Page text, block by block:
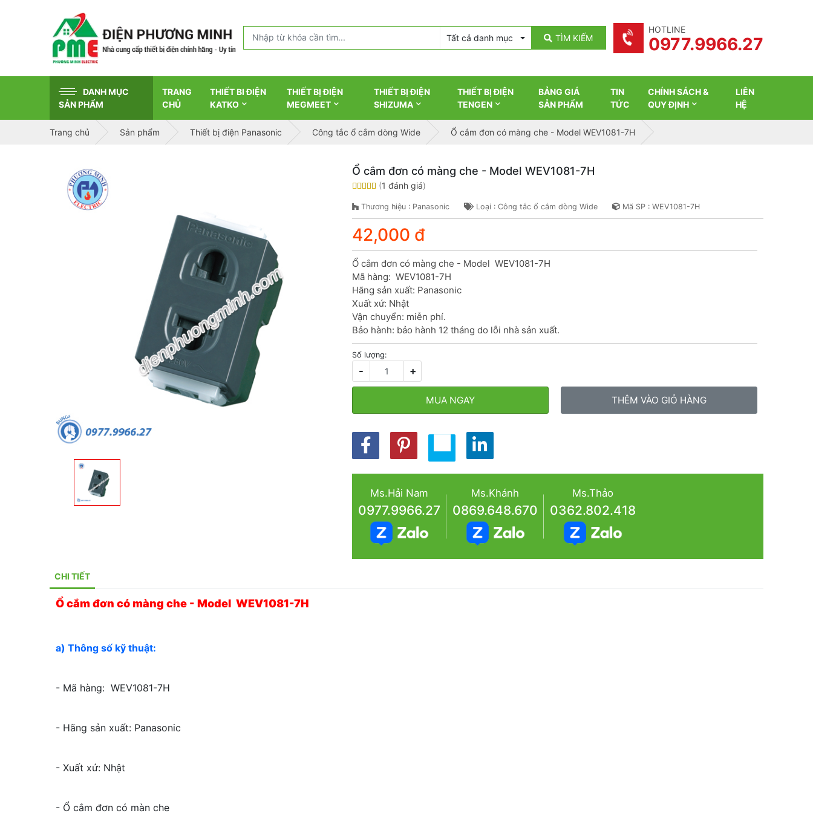
Tất cả danh mục TÌM KIẾM
HOTLINE
0977.9966.27
DANH MỤC
SẢN PHẨM
TRANG
CHỦ
THIẾT BI ĐIỆN
KATKO
THIẾT BỊ ĐIỆN
MEGMEET
THIẾT BỊ ĐIỆN
SHIZUMA
THIẾT BỊ ĐIỆN
TENGEN
BẢNG GIÁ
SẢN PHẨM
TIN
TỨC
CHÍNH SÁCH &
QUY ĐỊNH
LIÊN
HỆ
Trang chủ Sản phẩm Thiết bị điện Panasonic Công tắc ổ cắm dòng Wide Ổ cắm đơn có màng che - Model WEV1081-7H
Ổ cắm đơn có màng che - Model WEV1081-7H
(1 đánh giá)
Thương hiệu : Panasonic Loại : Công tắc ổ cắm dòng Wide Mã SP : WEV1081-7H
42,000 đ
Ổ cắm đơn có màng che - Model  WEV1081-7H
Mã hàng:  WEV1081-7H
Hãng sản xuất: Panasonic
Xuất xứ: Nhật
Vận chuyển: miễn phí.
Bảo hành: bảo hành 12 tháng do lỗi nhà sản xuất.
Số lượng:
- +
MUA NGAY THÊM VÀO GIỎ HÀNG
Ms.Hải Nam
0977.9966.27
Ms.Khánh
0869.648.670
Ms.Thảo
0362.802.418
CHI TIẾT
Ổ cắm đơn có màng che - Model WEV1081-7H
a) Thông số kỹ thuật:
- Mã hàng: WEV1081-7H
- Hãng sản xuất: Panasonic
- Xuất xứ: Nhật
- Ổ cắm đơn có màn che